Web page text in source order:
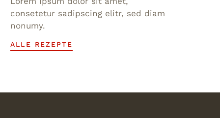
consetetur sadipscing elitr, sed diam
nonumy.
ALLE REZEPTE